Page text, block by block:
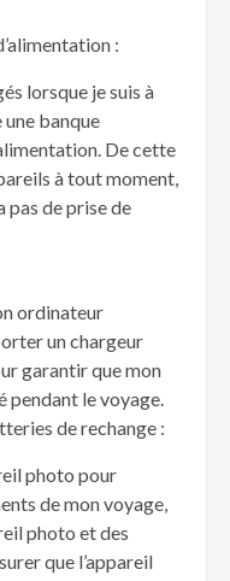
:
lorsque je suis à
une banque
De cette
à tout moment,
pas de prise de
ordinateur
un chargeur
garantir que mon
pendant le voyage.
de rechange :
photo pour
de mon voyage,
photo et des
que l’appareil